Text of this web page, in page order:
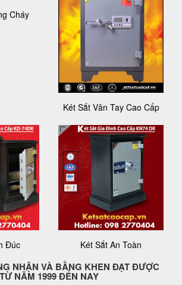
Cháy
Két Sắt Vân Tay Cao Cấp
Đúc Két Sắt An Toàn
NHẬN VÀ BẰNG KHEN ĐẠT ĐƯỢC
TỪ NĂM 1999 ĐẾN NAY